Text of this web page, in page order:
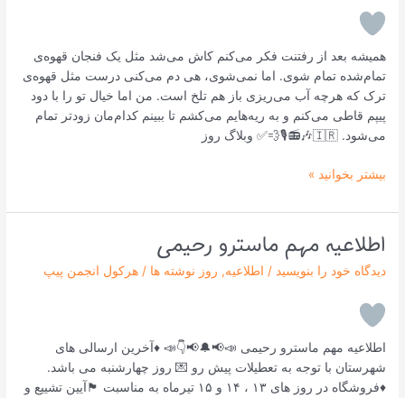
همیشه بعد از رفتنت فکر می‌کنم کاش می‌شد مثل یک فنجان قهوه‌ی
تمام‌شده تمام شوی. اما نمی‌شوی، هی دم می‌کنی درست مثل قهوه‌ی
ترک که هرچه آب می‌ریزی باز هم تلخ است. من اما خیال تو را با دود
پیپم قاطی می‌کنم و به ریه‌هایم می‌کشم تا ببینم کدام‌مان زودتر تمام
می‌شود. 🇮🇷🎶📻🎙💨✅ وبلاگ روز
رفتنت
بیشتر بخوانید »
اطلاعیه مهم ماسترو رحیمی
دیدگاه‌ خود را بنویسید / اطلاعیه, روز نوشته ها /هرکول انجمن پیپ
اطلاعیه مهم ماسترو رحیمی 📣📢🔔📢👇📣 ♦️آخرین ارسالی های
شهرستان با توجه به تعطیلات پیش رو 💌 روز چهارشنبه می باشد.
♦️فروشگاه در روز های ۱۳ ، ۱۴ و ۱۵ تیرماه به مناسبت 🏴آیین تشییع و
اطلاعیه
مهم
ماسترو
رحیمی